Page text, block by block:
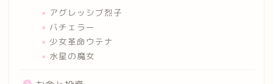
アグレッシブ烈子
バチェラー
少女革命ウテナ
水星の魔女